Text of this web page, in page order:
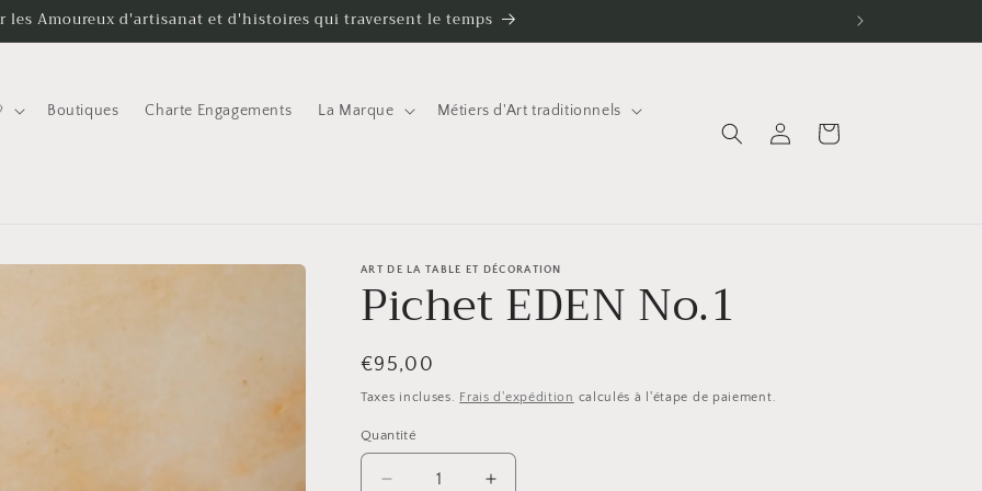
les Amoureux d'artisanat et d'histoires qui traversent le temps
Boutiques Charte Engagements La Marque Métiers d'Art traditionnels
Connexion Panier
ART DE LA TABLE ET DÉCORATION
Pichet EDEN No.1
Prix
habituel
€95,00
Taxes incluses. Frais d'expédition calculés à l'étape de paiement.
Quantité
Quantité